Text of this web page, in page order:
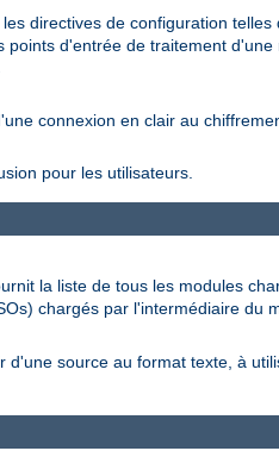
directives de configuration
d'entrée de traitement
connexion en clair au
pour les utilisateurs.
la liste de tous les modules
chargés par l'intermédiaire du
source au format texte, à